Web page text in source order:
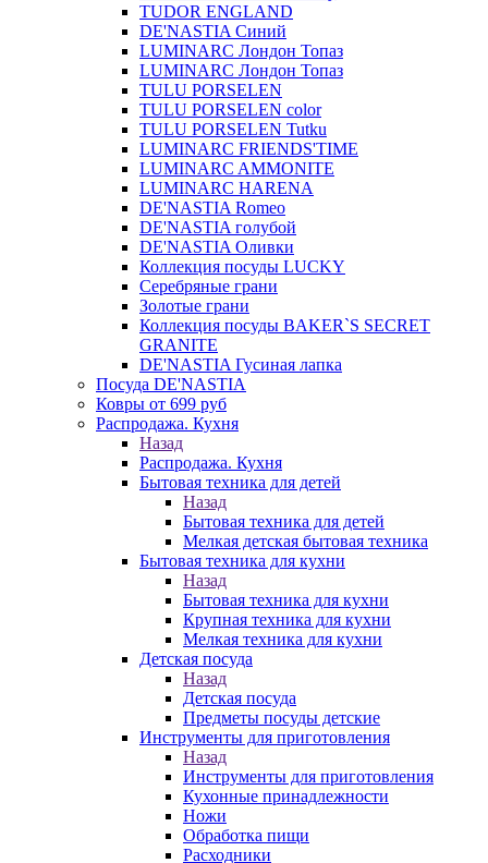
TUDOR ENGLAND
DE'NASTIA Синий
LUMINARC Лондон Топаз
LUMINARC Лондон Топаз
TULU PORSELEN
TULU PORSELEN color
TULU PORSELEN Tutku
LUMINARC FRIENDS'TIME
LUMINARC AMMONITE
LUMINARC HARENA
DE'NASTIA Romeo
DE'NASTIA голубой
DE'NASTIA Оливки
Коллекция посуды LUCKY
Серебряные грани
Золотые грани
Коллекция посуды BAKER`S SECRET
GRANITE
DE'NASTIA Гусиная лапка
Посуда DE'NASTIA
Ковры от 699 руб
Распродажа. Кухня
Назад
Распродажа. Кухня
Бытовая техника для детей
Назад
Бытовая техника для детей
Мелкая детская бытовая техника
Бытовая техника для кухни
Назад
Бытовая техника для кухни
Крупная техника для кухни
Мелкая техника для кухни
Детская посуда
Назад
Детская посуда
Предметы посуды детские
Инструменты для приготовления
Назад
Инструменты для приготовления
Кухонные принадлежности
Ножи
Обработка пищи
Расходники